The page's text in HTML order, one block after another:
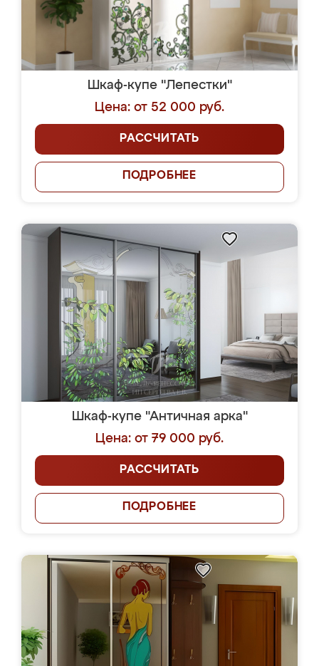
Шкаф-купе "Лепестки"
Цена: от 52 000 руб.
РАССЧИТАТЬ
ПОДРОБНЕЕ
Шкаф-купе "Античная арка"
Цена: от 79 000 руб.
РАССЧИТАТЬ
ПОДРОБНЕЕ